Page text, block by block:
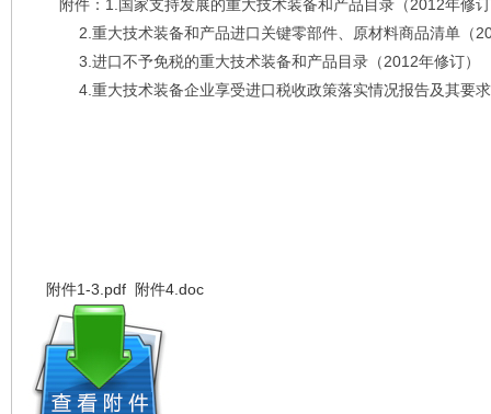
附件：1.国家支持发展的重大技术装备和产品目录（2012年修
2.重大技术装备和产品进口关键零部件、原材料商品清单（
3.进口不予免税的重大技术装备和产品目录（2012年修订）
4.重大技术装备企业享受进口税收政策落实情况报告及其要求
附件1-3.pdf 附件4.doc